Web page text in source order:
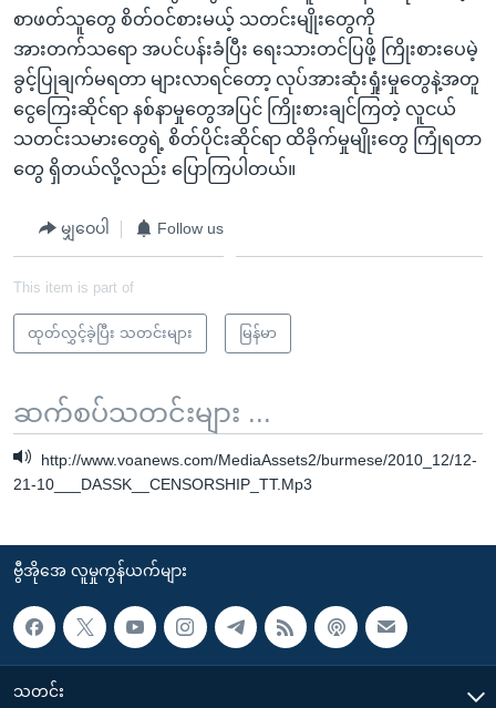
စာဖတ်သူတွေ စိတ်ဝင်စားမယ့် သတင်းမျိုးတွေကို
အားတက်သရော အပင်ပန်းခံပြီး ရေးသားတင်ပြဖို့ ကြိုးစားပေမဲ့
ခွင့်ပြုချက်မရတာ များလာရင်တော့ လုပ်အားဆုံးရှုံးမှုတွေနဲ့အတူ
ငွေကြေးဆိုင်ရာ နစ်နာမှုတွေအပြင် ကြိုးစားချင်ကြတဲ့ လူငယ်
သတင်းသမားတွေရဲ့ စိတ်ပိုင်းဆိုင်ရာ ထိခိုက်မှုမျိုးတွေ ကြုံရတာ
တွေ ရှိတယ်လို့လည်း ပြောကြပါတယ်။
မျှဝေပါ Follow us
This item is part of
ထုတ်လွှင့်ခဲ့ပြီး သတင်းများ မြန်မာ
ဆက်စပ်သတင်းများ ...
http://www.voanews.com/MediaAssets2/burmese/2010_12/12-
21-10___DASSK__CENSORSHIP_TT.Mp3
ဗွီအိုအေ လူမှုကွန်ယက်များ
သတင်း